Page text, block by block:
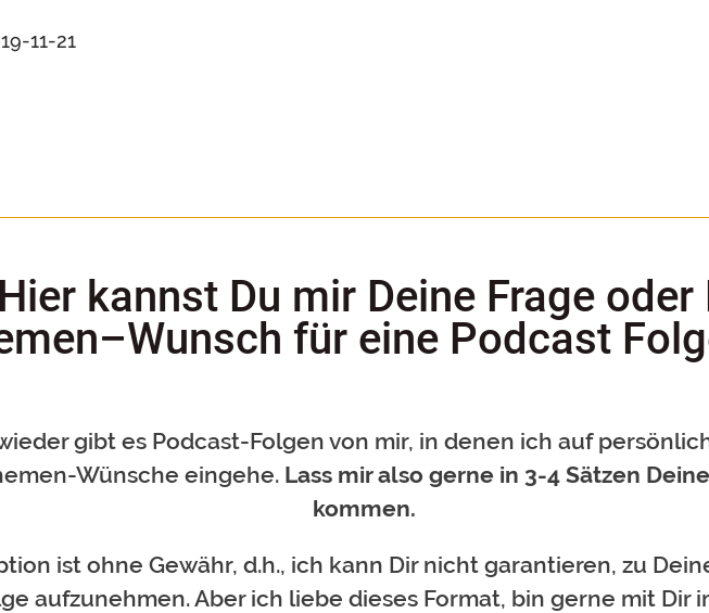
11-21
Hier kannst Du mir Deine Frage oder
für eine Podcast
gibt es Podcast-Folgen von mir, in denen ich auf
Wünsche eingehe. Lass mir also gerne in 3-4 Sätzen
kommen.
ist ohne Gewähr, d.h., ich kann Dir nicht garantieren, zu
aufzunehmen. Aber ich liebe dieses Format, bin gerne mit Dir